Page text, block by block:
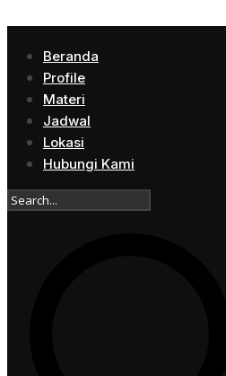
Beranda
Profile
Materi
Jadwal
Lokasi
Hubungi Kami